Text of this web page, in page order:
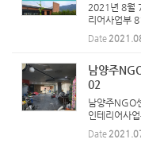
2021년 8월
리어사업부
다. 3~4일
오피스공간
Date
남양주
02
남양주NGO
인테리어사
건이 정리되
14호 사이 벽
Date